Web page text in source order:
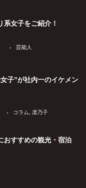
系女子をご紹介！
芸能人
子”が社内一のイケメン
コラム 凛乃子
おすすめの観光・宿泊